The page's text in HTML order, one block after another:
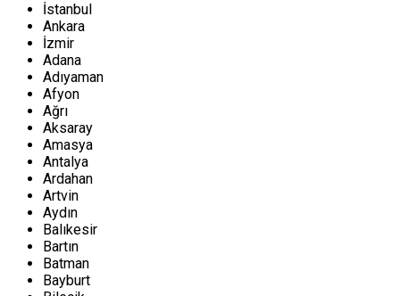
İstanbul
Ankara
İzmir
Adana
Adıyaman
Afyon
Ağrı
Aksaray
Amasya
Antalya
Ardahan
Artvin
Aydın
Balıkesir
Bartın
Batman
Bayburt